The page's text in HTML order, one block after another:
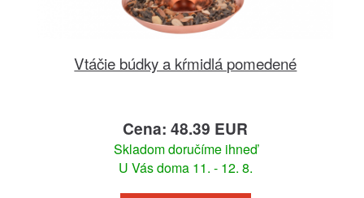
Vtáčie búdky a kŕmidlá pomedené
Cena: 48.39 EUR
Skladom doručíme ihneď
U Vás doma 11. - 12. 8.